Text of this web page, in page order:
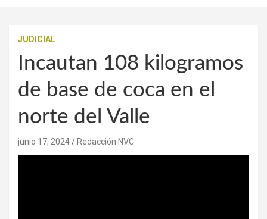
JUDICIAL
Incautan 108 kilogramos
de base de coca en el
norte del Valle
junio 17, 2024 Redacción NVC